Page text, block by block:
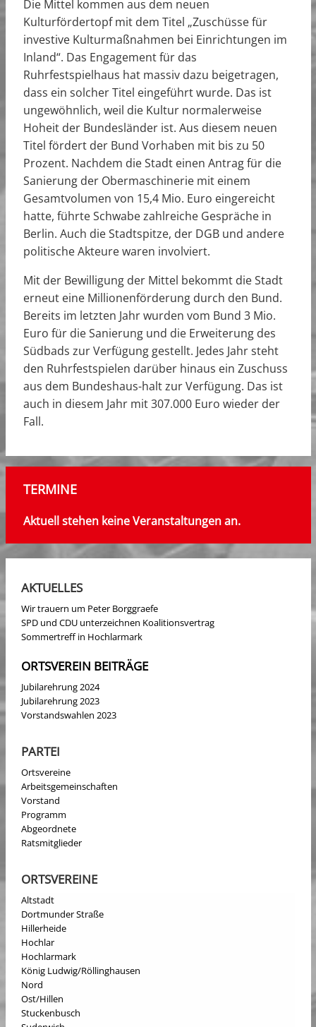
Die Mittel kommen aus dem neuen
Kulturfördertopf mit dem Titel „Zuschüsse für
investive Kulturmaßnahmen bei Einrichtungen im
Inland“. Das Engagement für das
Ruhrfestspielhaus hat massiv dazu beigetragen,
dass ein solcher Titel eingeführt wurde. Das ist
ungewöhnlich, weil die Kultur normalerweise
Hoheit der Bundesländer ist. Aus diesem neuen
Titel fördert der Bund Vorhaben mit bis zu 50
Prozent. Nachdem die Stadt einen Antrag für die
Sanierung der Obermaschinerie mit einem
Gesamtvolumen von 15,4 Mio. Euro eingereicht
hatte, führte Schwabe zahlreiche Gespräche in
Berlin. Auch die Stadtspitze, der DGB und andere
politische Akteure waren involviert.
Mit der Bewilligung der Mittel bekommt die Stadt
erneut eine Millionenförderung durch den Bund.
Bereits im letzten Jahr wurden vom Bund 3 Mio.
Euro für die Sanierung und die Erweiterung des
Südbads zur Verfügung gestellt. Jedes Jahr steht
den Ruhrfestspielen darüber hinaus ein Zuschuss
aus dem Bundeshaus-halt zur Verfügung. Das ist
auch in diesem Jahr mit 307.000 Euro wieder der
Fall.
TERMINE
Aktuell stehen keine Veranstaltungen an.
AKTUELLES
Wir trauern um Peter Borggraefe
SPD und CDU unterzeichnen Koalitionsvertrag
Sommertreff in Hochlarmark
ORTSVEREIN BEITRÄGE
Jubilarehrung 2024
Jubilarehrung 2023
Vorstandswahlen 2023
PARTEI
Ortsvereine
Arbeitsgemeinschaften
Vorstand
Programm
Abgeordnete
Ratsmitglieder
ORTSVEREINE
Altstadt
Dortmunder Straße
Hillerheide
Hochlar
Hochlarmark
König Ludwig/Röllinghausen
Nord
Ost/Hillen
Stuckenbusch